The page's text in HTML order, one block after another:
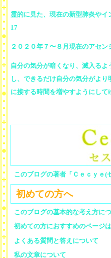
霊的に見た、現在の新型肺炎や
17
２０２０年７〜８月現在のアセ
自分の気分が暗くなり、滅入るよ
し、できるだけ自分の気分がよ
に接する時間を増やすようにし
このブログの著者「Ｃｅｃｙｅ(
初めての方へ
このブログの基本的な考え方に
初めての方におすすめのページ
よくある質問と答えについて
私の文章について